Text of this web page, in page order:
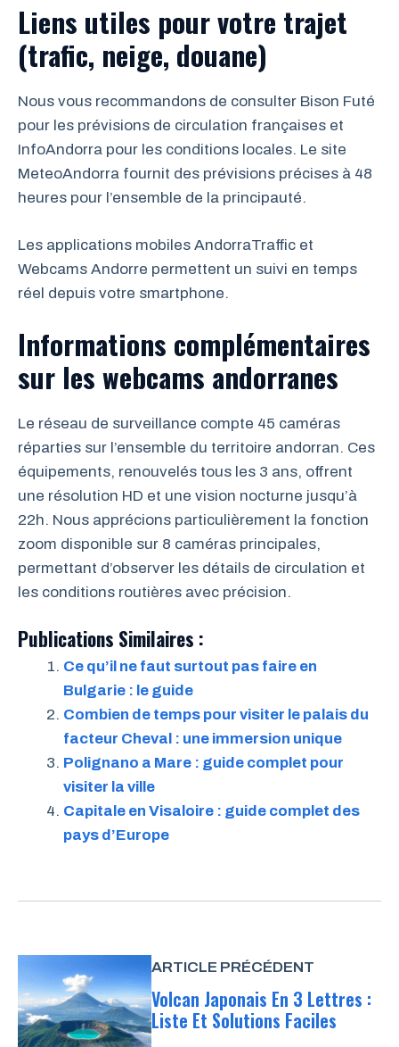
Liens utiles pour votre trajet
(trafic, neige, douane)
Nous vous recommandons de consulter Bison Futé
pour les prévisions de circulation françaises et
InfoAndorra pour les conditions locales. Le site
MeteoAndorra fournit des prévisions précises à 48
heures pour l’ensemble de la principauté.
Les applications mobiles AndorraTraffic et
Webcams Andorre permettent un suivi en temps
réel depuis votre smartphone.
Informations complémentaires
sur les webcams andorranes
Le réseau de surveillance compte 45 caméras
réparties sur l’ensemble du territoire andorran. Ces
équipements, renouvelés tous les 3 ans, offrent
une résolution HD et une vision nocturne jusqu’à
22h. Nous apprécions particulièrement la fonction
zoom disponible sur 8 caméras principales,
permettant d’observer les détails de circulation et
les conditions routières avec précision.
Publications Similaires :
Ce qu’il ne faut surtout pas faire en
Bulgarie : le guide
Combien de temps pour visiter le palais du
facteur Cheval : une immersion unique
Polignano a Mare : guide complet pour
visiter la ville
Capitale en Visaloire : guide complet des
pays d’Europe
ARTICLE PRÉCÉDENT
Volcan Japonais En 3 Lettres :
Liste Et Solutions Faciles